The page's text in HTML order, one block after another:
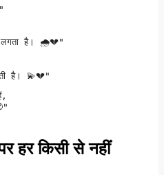
लगता है। 🌧️💔"
है। 💫💔"
हर किसी से नहीं